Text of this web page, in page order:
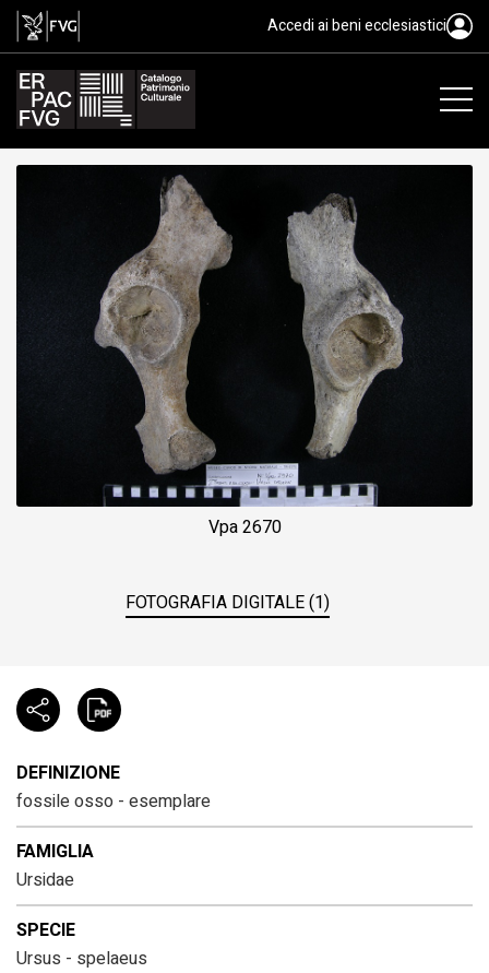
fossile, Animalia, Mammalia
Accedi ai beni ecclesiastici
Vpa 2670
FOTOGRAFIA DIGITALE (1)
DEFINIZIONE
fossile osso - esemplare
FAMIGLIA
Ursidae
SPECIE
Ursus - spelaeus